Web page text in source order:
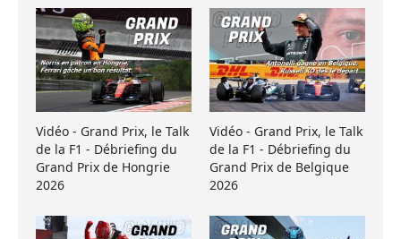
Vidéo - Grand Prix, le Talk
de la F1 - Débriefing du
Grand Prix de Hongrie
2026
Vidéo - Grand Prix, le Talk
de la F1 - Débriefing du
Grand Prix de Belgique
2026